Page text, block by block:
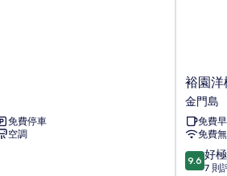
免費停車
空調
裕
園
洋
樓
民
宿
金
裕園洋
金門島
免費
免費
9.6
分，
9.6 好
7 則